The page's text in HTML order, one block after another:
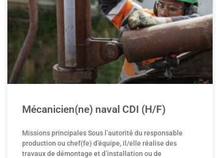
Mécanicien(ne) naval CDI (H/F)
Missions principales Sous l’autorité du responsable
production ou chef(fe) d’équipe, il/elle réalise des
travaux de démontage et d’installation ou de